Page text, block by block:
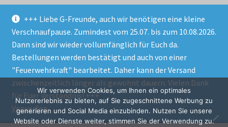
+++ Liebe G-Freunde, auch wir benötigen eine kleine
Verschnaufpause. Zumindest vom 25.07. bis zum 10.08.2026.
Dann sind wir wieder vollumfänglich für Euch da.
Bestellungen werden bestätigt und auch von einer
"Feuerwehrkraft" bearbeitet. Daher kann der Versand
zwischenzeitlich länger als gewohnt dauern. Vielen Dank
für Euer Verständnis! +++
Verwerfen
© GParts24 - G-Klasse w463 Trittbretter, Felgen,
Ersatzteile & Zubebehör.
Datenschutzerklärung
Alle Preise inkl. der gesetzlichen MwSt.
Wir verwenden Cookies, um Ihnen ein optimales
Nutzererlebnis zu bieten, auf Sie zugeschnittene Werbung zu
generieren und Social Media einzubinden. Nutzen Sie unsere
Website oder Dienste weiter, stimmen Sie der Verwendung zu.